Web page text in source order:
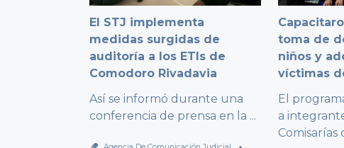
El STJ implementa
medidas surgidas de
auditoría a los ETIs de
Comodoro Rivadavia
Así se informó durante una
conferencia de prensa en la ...
toma de
niños y
víctimas
El
a
Comisarías